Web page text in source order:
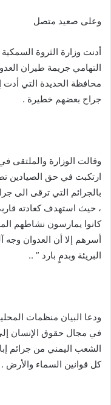
وعلى صعيد متصل
أدنت وزارة الثروة
التهامي جريمة طيران
محافظة الحديدة التي
جراح بعضهم خطيرة .
وقالت الوزارة والملتقى
ارتكبت في حق الصيادين
بالجرائم التي ترقى الى
، حيث استهدف كعادته
كانوا يمارسون نشاطهم
أسرهم إلا أن العدوان وجه
البريئة وبدمٍ بارد ” ..
ودعا البيان منظمات
في مجال حقوق الإنسان
الشعب اليمني من جرائم
كل قوانين السماء والأرض .